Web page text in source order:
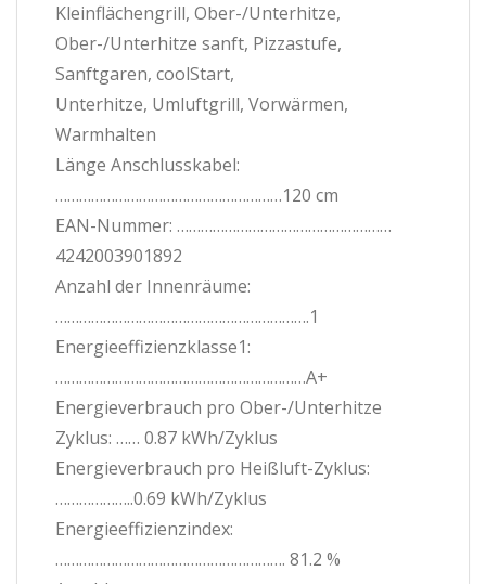
Kleinflächengrill, Ober-/Unterhitze,
Ober-/Unterhitze sanft, Pizzastufe,
Sanftgaren, coolStart,
Unterhitze, Umluftgrill, Vorwärmen,
Warmhalten
Länge Anschlusskabel:
…………………………………………………120 cm
EAN-Nummer: ………………………………………………
4242003901892
Anzahl der Innenräume:
……………………………………………………….1
Energieeffizienzklasse1:
………………………………………………………A+
Energieverbrauch pro Ober-/Unterhitze
Zyklus: …… 0.87 kWh/Zyklus
Energieverbrauch pro Heißluft-Zyklus:
………………..0.69 kWh/Zyklus
Energieeffizienzindex:
…………………………………………………. 81.2 %